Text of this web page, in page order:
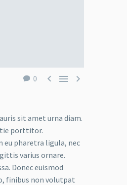
0   
sit amet urna diam.
porttitor.
eu pharetra ligula, nec
varius ornare.
Donec euismod
finibus non volutpat